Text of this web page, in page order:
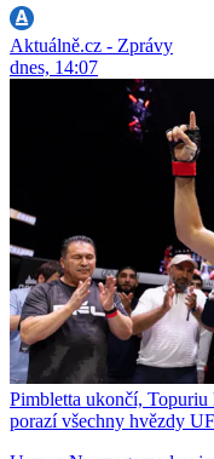
Aktuálně.cz - Zprávy
dnes, 14:07
Pimbletta ukončí,
porazí všechny hvězdy